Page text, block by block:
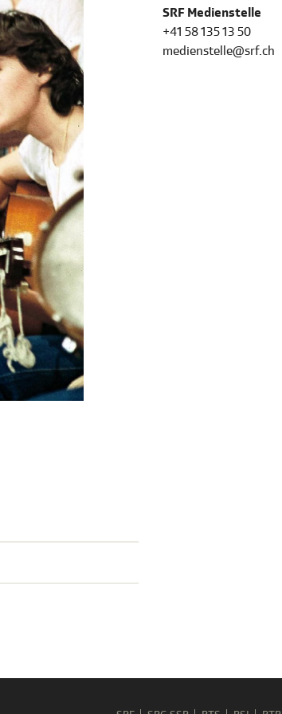
SRF Medienstelle
+41 58 135 13 50
medienstelle@srf.ch